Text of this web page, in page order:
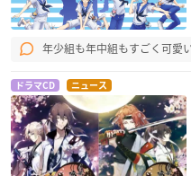
年少組も年中組もすごく可愛
ドラマCD ニュース